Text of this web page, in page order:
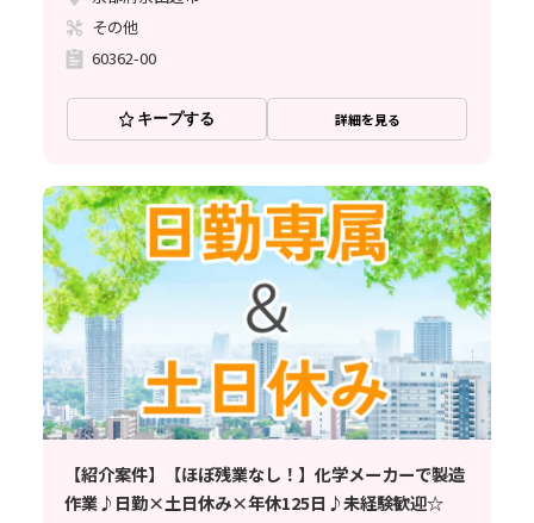
その他
60362-00
キープする 詳細を見る
【紹介案件】【ほぼ残業なし！】化学メーカーで製造
作業♪日勤×土日休み×年休125日♪未経験歓迎☆